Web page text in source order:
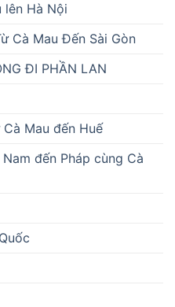
lên Hà Nội
Cà Mau Đến Sài Gòn
ĐI PHẦN LAN
Mau đến Huế
đến Pháp cùng Cà